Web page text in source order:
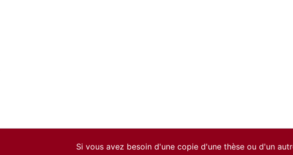
Si vous avez besoin d'une copie d'une thèse ou d'un